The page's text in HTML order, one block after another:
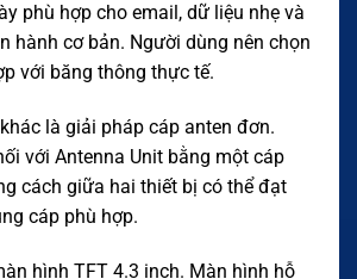
phù hợp cho email, dữ liệu nhẹ và
hành cơ bản. Người dùng nên chọn
với băng thông thực tế.
là giải pháp cáp anten đơn.
với Antenna Unit bằng một cáp
cách giữa hai thiết bị có thể đạt
cáp phù hợp.
hình TFT 4.3 inch. Màn hình hỗ